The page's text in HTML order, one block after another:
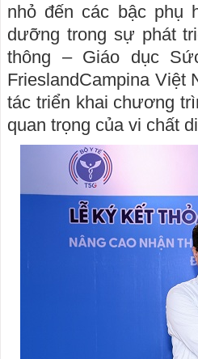
nhỏ đến các bậc phụ
dưỡng trong sự phát
thông – Giáo dục
FrieslandCampina Việt
tác triển khai chương
quan trọng của vi chất